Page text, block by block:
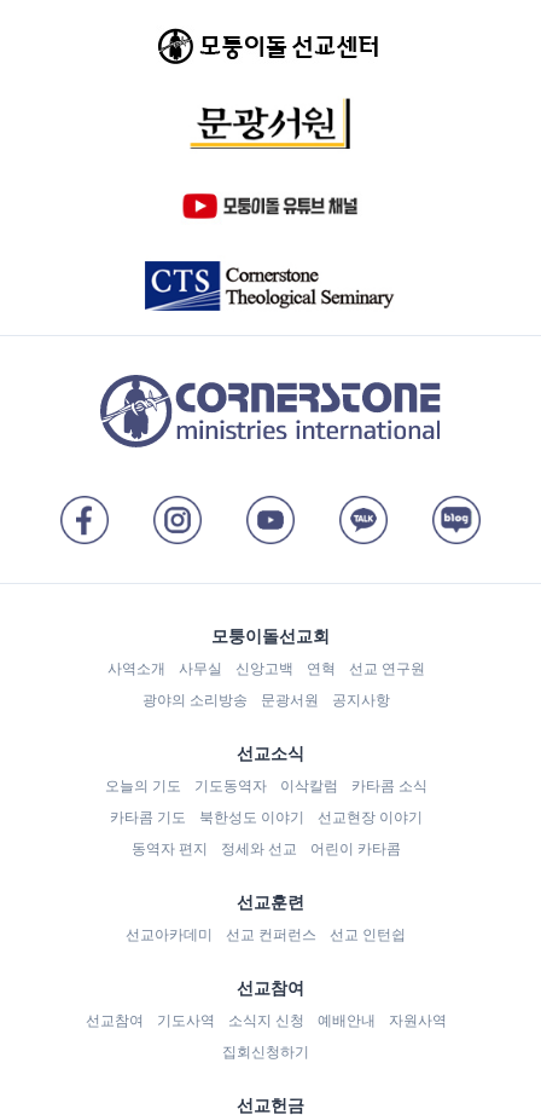
모퉁이돌선교회
사역소개 사무실 신앙고백 연혁
선교 연구원
광야의 소리방송
문광서원 공지사항
선교소식
오늘의 기도 기도동역자 이삭칼럼
카타콤 소식
카타콤 기도
북한성도 이야기
선교현장 이야기
동역자 편지
정세와 선교 어린이 카타콤
선교훈련
선교아카데미 선교 컨퍼런스 선교 인턴쉽
선교참여
선교참여 기도사역 소식지 신청 예배안내
자원사역
집회신청하기
선교헌금